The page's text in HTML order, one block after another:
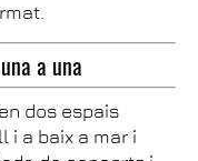
a una
dos espais
i a baix a mar i